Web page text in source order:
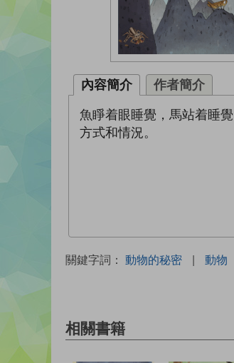
內容簡介 作者簡介
魚睜着眼睡覺，馬站着睡
方式和情況。
關鍵字詞： 動物的秘密 | 動物
相關書籍